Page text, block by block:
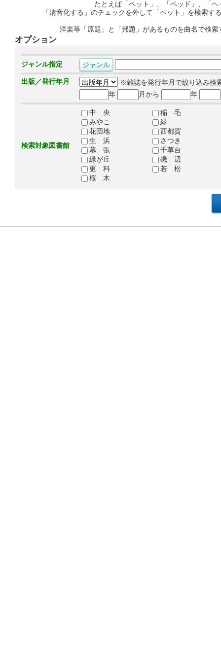
たとえば「ペット」、「ベッド」、「
「清音化する」のチェックを外して「ペット」を検索
洋楽等「原題」と「邦題」があるものを曲名で検
オプション
ジャンル指定
出版／発行年月
※雑誌を発行年月で絞り込み検
年
月から 年
検索対象図書館
中 央
稲 毛
みやこ
緑
花団地
西都賀
生 浜
さつき
幕 張
千草台
緑が丘
磯 辺
更 科
若 松
桜 木